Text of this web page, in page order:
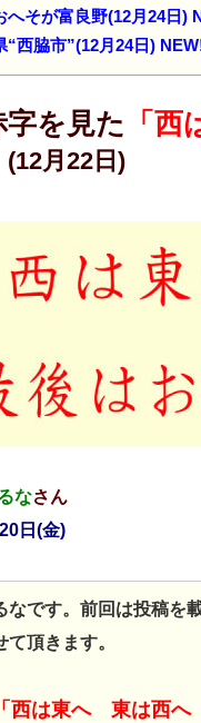
へそが富良野(12月24日)
“西脇市”(12月24日)
字を見た 「
(12月22日)
なさん
日(金)
なです。前回は投稿を
頂きます。
西は東へ 東は西へ